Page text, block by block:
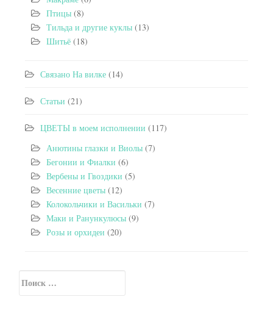
Птицы (8)
Тильда и другие куклы (13)
Шитьё (18)
Связано На вилке (14)
Статьи (21)
ЦВЕТЫ в моем исполнении (117)
Анютины глазки и Виолы (7)
Бегонии и Фиалки (6)
Вербены и Гвоздики (5)
Весенние цветы (12)
Колокольчики и Васильки (7)
Маки и Ранункулюсы (9)
Розы и орхидеи (20)
Secondary Sidebar
Искать: